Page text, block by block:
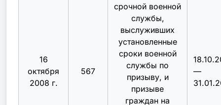
16
октября
2008 г.
567
срочной военной
службы,
выслуживших
установленные
сроки военной
службы по
призыву, и
призыве
граждан на
—